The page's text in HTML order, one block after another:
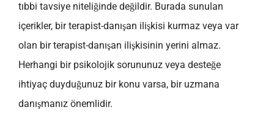
tıbbi tavsiye niteliğinde değildir. Burada sunulan
içerikler, bir terapist-danışan ilişkisi kurmaz veya var
olan bir terapist-danışan ilişkisinin yerini almaz.
Herhangi bir psikolojik sorununuz veya desteğe
ihtiyaç duyduğunuz bir konu varsa, bir uzmana
danışmanız önemlidir.